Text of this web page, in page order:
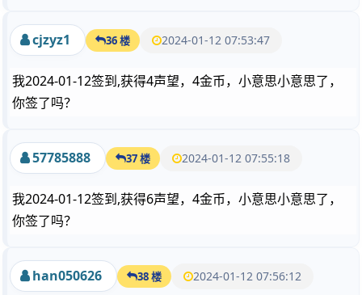
cjzyz1 36 楼 2024-01-12 07:53:47
我2024-01-12签到,获得4声望，4金币，小意思小意思了，
你签了吗？
57785888 37 楼 2024-01-12 07:55:18
我2024-01-12签到,获得6声望，4金币，小意思小意思了，
你签了吗？
han050626 38 楼 2024-01-12 07:56:12